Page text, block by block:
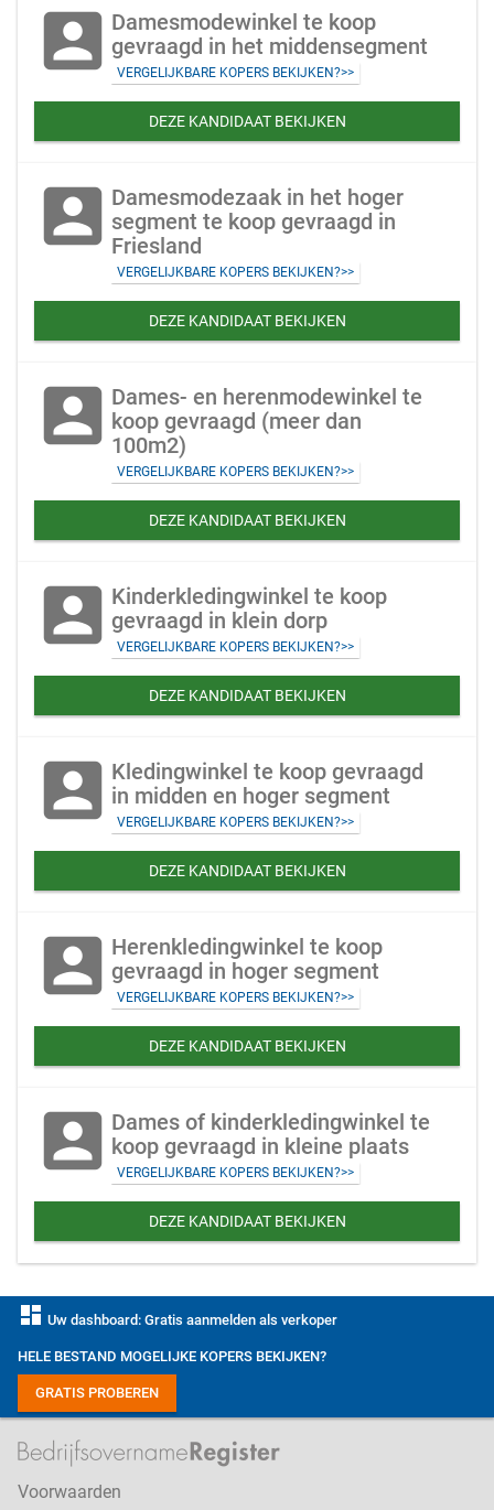
account_box Damesmodewinkel te koop
gevraagd in het middensegment
VERGELIJKBARE KOPERS BEKIJKEN?>>
DEZE KANDIDAAT BEKIJKEN
account_box Damesmodezaak in het hoger
segment te koop gevraagd in
Friesland
VERGELIJKBARE KOPERS BEKIJKEN?>>
DEZE KANDIDAAT BEKIJKEN
account_box Dames- en herenmodewinkel te
koop gevraagd (meer dan
100m2)
VERGELIJKBARE KOPERS BEKIJKEN?>>
DEZE KANDIDAAT BEKIJKEN
account_box Kinderkledingwinkel te koop
gevraagd in klein dorp
VERGELIJKBARE KOPERS BEKIJKEN?>>
DEZE KANDIDAAT BEKIJKEN
account_box Kledingwinkel te koop gevraagd
in midden en hoger segment
VERGELIJKBARE KOPERS BEKIJKEN?>>
DEZE KANDIDAAT BEKIJKEN
account_box Herenkledingwinkel te koop
gevraagd in hoger segment
VERGELIJKBARE KOPERS BEKIJKEN?>>
DEZE KANDIDAAT BEKIJKEN
account_box Dames of kinderkledingwinkel te
koop gevraagd in kleine plaats
VERGELIJKBARE KOPERS BEKIJKEN?>>
DEZE KANDIDAAT BEKIJKEN
dashboard Uw dashboard: Gratis aanmelden als verkoper
HELE BESTAND MOGELIJKE KOPERS BEKIJKEN?
GRATIS PROBEREN
Voorwaarden